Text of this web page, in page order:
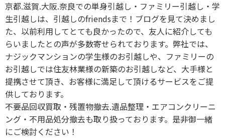
京都.滋賀.大阪.奈良での単身引越し・ファミリー引越し・学
生引越しは、引越しのfriendsまで！ブログを見て決めまし
た、以前利用してとても良かったので、友人に紹介しても
らいましたとの声が多数寄せられております。弊社では、
ナジックマンションの学生様のお引越しや、ファミリーの
お引越しでは住友林業様の新築のお引越しなど、大手様と
提携させて頂き、お客様に満足して頂けるサービスをご提
供しております。
不要品回収買取・残置物撤去.遺品整理・エアコンクリーニ
ング・不用品処分撤去も取り扱っております。是非御一緒
にご検討ください！